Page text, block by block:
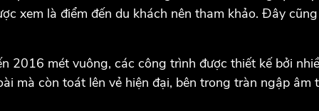
xem là điểm đến du khách nên tham khảo. Đây
2016 mét vuông, các công trình được thiết kế bởi
mà còn toát lên vẻ hiện đại, bên trong tràn ngập âm